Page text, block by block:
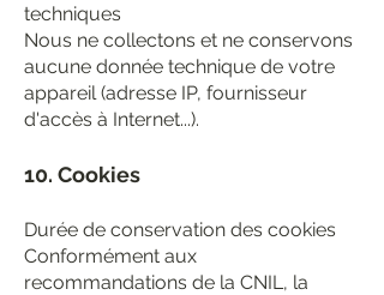
techniques
Nous ne collectons et ne conservons
aucune donnée technique de votre
appareil (adresse IP, fournisseur
d'accès à Internet...).
10. Cookies
Durée de conservation des cookies
Conformément aux
recommandations de la CNIL, la